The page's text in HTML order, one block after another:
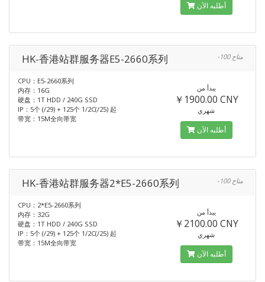
أطلبه الآن
HK-香港站群服务器E5-2660系列 -100 متاح
CPU：E5-2660系列
内存：16G
硬盘：1T HDD / 240G SSD
IP：5个 (/29) + 125个 1/2C(/25) 起
带宽：15M全向带宽
يبدأ من
￥1900.00 CNY
شهري
أطلبه الآن
HK-香港站群服务器2*E5-2660系列 -100 متاح
CPU：2*E5-2660系列
内存：32G
硬盘：1T HDD / 240G SSD
IP：5个 (/29) + 125个 1/2C(/25) 起
带宽：15M全向带宽
يبدأ من
￥2100.00 CNY
شهري
أطلبه الآن